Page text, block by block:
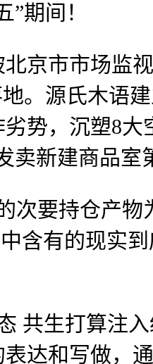
期间！
市市场监视
。源氏木语
势，沉塑8
新建商品室
要持仓产物
含有的现实
生打算注入
达和写做，